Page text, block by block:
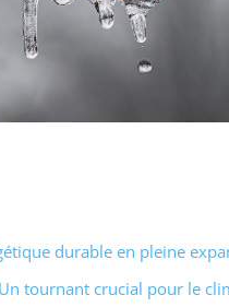
durable en pleine
tournant crucial pour le